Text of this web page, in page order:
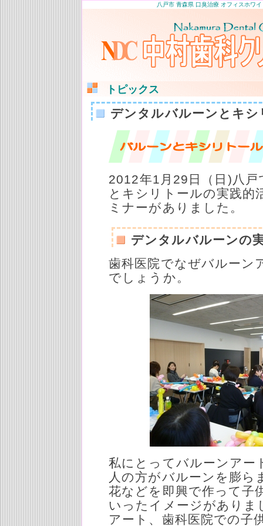
八戸市 青森県 口臭治療 オフィスホワ
トピックス
デンタルバルーンとキ
2012年1月29日（日)八
とキシリトールの実践的
ミナーがありました。
デンタルバルーンの
歯科医院でなぜバルーン
でしょうか。
私にとってバルーンアー
人の方がバルーンを膨ら
花などを即興で作って子
いったイメージがありま
アート、歯科医院での子